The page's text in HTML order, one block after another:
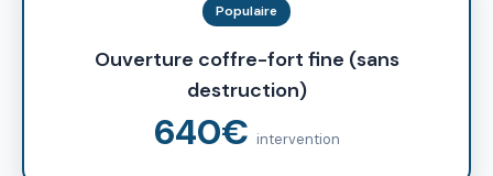
Populaire
Ouverture coffre-fort fine (sans
destruction)
640€ intervention